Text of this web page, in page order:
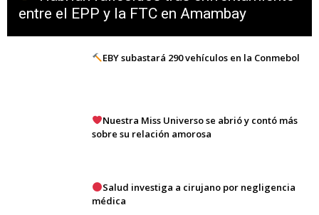
entre el EPP y la FTC en Amambay
EBY subastará 290 vehículos en la Conmebol
Nuestra Miss Universo se abrió y contó más
sobre su relación amorosa
Salud investiga a cirujano por negligencia
médica